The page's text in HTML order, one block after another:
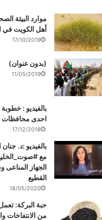
موارد البيئة
أهل الكويت في
17/10/2019
(بدون عنوان)
11/05/2019
بالفيديو :
احدى محافظات
17/12/2018
بالفيديو :د.
مع
الجهاز المناعى
القطيع
18/05/2020
حبة البركة:
من الانتفاخات